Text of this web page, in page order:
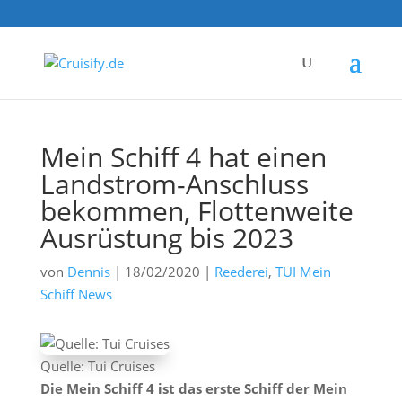
Mein Schiff 4 hat einen
Landstrom-Anschluss
bekommen, Flottenweite
Ausrüstung bis 2023
von Dennis| 18/02/2020 | Reederei, TUI Mein
Schiff News
Quelle: Tui Cruises
Die Mein Schiff 4 ist das erste Schiff der Mein